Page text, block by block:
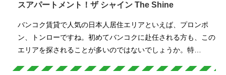
スアパートメント！ザ シャイン The Shine
バンコク賃貸で人気の日本人居住エリアといえば、プロンポ
ン、トンローですね。初めてバンコクに赴任される方も、この
エリアを探されることが多いのではないでしょうか。特…